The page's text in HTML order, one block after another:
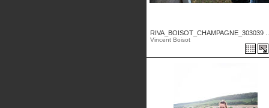
RIVA_BOISOT_CHAMPAGNE_303039
Vincent Boisot